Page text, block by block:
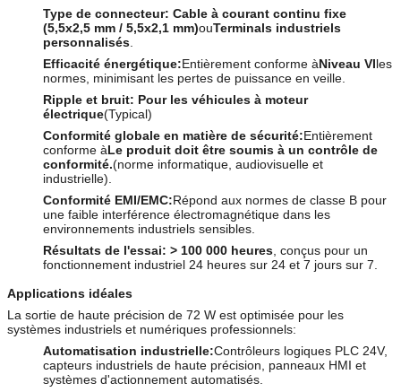
Type de connecteur: Cable à courant continu fixe
(5,5x2,5 mm / 5,5x2,1 mm)ouTerminals industriels
personnalisés
Efficacité énergétique:Entièrement conforme àNiveau VIles
normes, minimisant les pertes de puissance en veille.
Ripple et bruit: Pour les véhicules à moteur
électrique(Typical)
Conformité globale en matière de sécurité:Entièrement
conforme àLe produit doit être soumis à un contrôle de
conformité.(norme informatique, audiovisuelle et
industrielle).
Conformité EMI/EMC:Répond aux normes de classe B pour
une faible interférence électromagnétique dans les
environnements industriels sensibles.
Résultats de l'essai: > 100 000 heures , conçus pour un
fonctionnement industriel 24 heures sur 24 et 7 jours sur 7.
Applications idéales
La sortie de haute précision de 72 W est optimisée pour les
systèmes industriels et numériques professionnels:
Automatisation industrielle:Contrôleurs logiques PLC 24V,
capteurs industriels de haute précision, panneaux HMI et
systèmes d'actionnement automatisés.